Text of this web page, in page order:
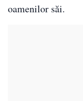
oamenilor săi.